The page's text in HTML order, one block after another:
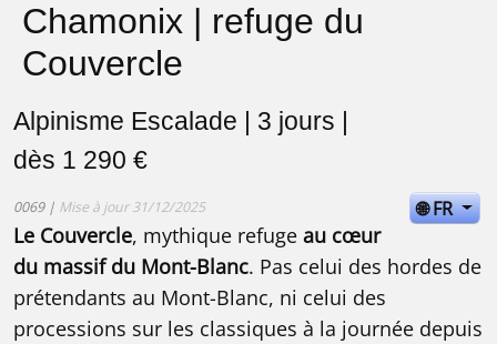
Chamonix | refuge du
Couvercle
Alpinisme Escalade | 3 jours |
dès 1 290 €
0069 | Mise à jour 31/12/2025 🌐 FR
Le Couvercle, mythique refuge au cœur
du massif du Mont-Blanc. Pas celui des hordes de
prétendants au Mont-Blanc, ni celui des
processions sur les classiques à la journée depuis